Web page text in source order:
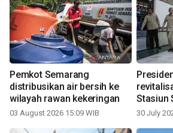
Pemkot Semarang
distribusikan air bersih ke
wilayah rawan kekeringan
03 August 2026 15:09 WIB
Stasiun
30 July